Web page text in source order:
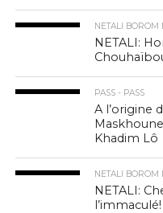
NETALI BOROM
NETALI:
PASS - PASS
A l’origine
Khadim Lô
NETALI BOROM
NETALI:
l’immaculé!